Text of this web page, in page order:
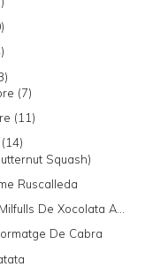
(7)
(11)
(14)
Squash)
Ruscalleda
De Xocolata A...
De Cabra